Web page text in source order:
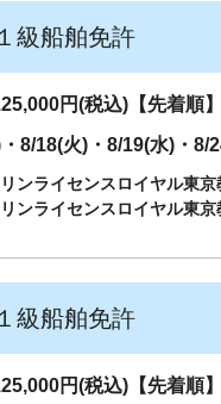
級船舶免許
円(税込)【先着順】
8/18(火)・8/19(水)・8/
ンライセンスロイヤル東京
ンライセンスロイヤル東京
級船舶免許
円(税込)【先着順】